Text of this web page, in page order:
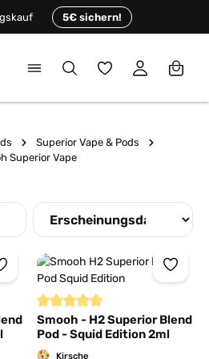
5€ sichern!
Du hast 0
Superior Vape & Pods
Superior Vape
von 5 von 5 Sternen
Durchschnittliche Bewertung
Smooh - H2 Superior Blend
Pod - Squid Edition 2ml
Kirsche